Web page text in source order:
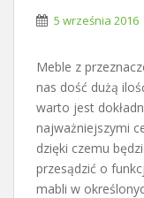
5 września 2016
Meble z
nas dość dużą
warto jest
najważniejszymi
dzięki czemu
przesądzić o
mabli w